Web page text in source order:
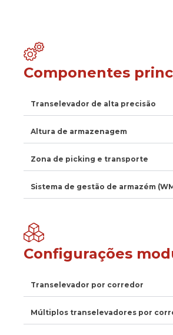
Componentes
Transelevador de alta precisão
Altura de armazenagem
Zona de picking e transporte
Sistema de gestão de armazém
Configurações
Transelevador por corredor
Múltiplos transelevadores por